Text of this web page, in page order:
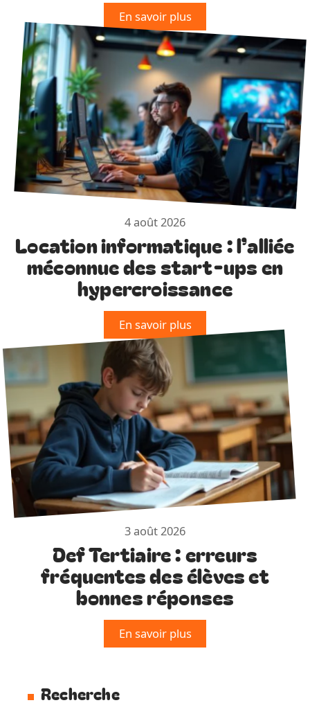
En savoir plus
4 août 2026
Location informatique : l’alliée
méconnue des start-ups en
hypercroissance
En savoir plus
3 août 2026
Def Tertiaire : erreurs
fréquentes des élèves et
bonnes réponses
En savoir plus
Recherche